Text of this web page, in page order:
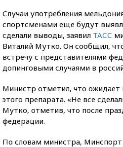
Случаи употребления
спортсменами еще будут
сделали выводы, заявил ТАСС
Виталий Мутко. Он сообщил,
встречу с представителями
допинговыми случаями в
Министр отметил, что ожидает
этого препарата. «Не все
Мутко, отметив, что после
федерации.
По словам министра,